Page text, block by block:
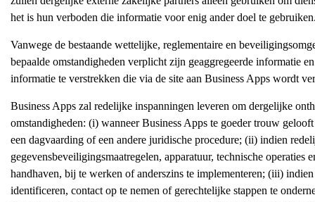
het is hun verboden die informatie voor enig ander doel te
Vanwege de bestaande wettelijke, reglementaire en
bepaalde omstandigheden verplicht zijn geaggregeerde informatie
informatie te verstrekken die via de site aan Business Apps wordt
Business Apps zal redelijke inspanningen leveren om dergelijke
omstandigheden: (i) wanneer Business Apps te goeder trouw
een dagvaarding of een andere juridische procedure; (ii) indien
gegevensbeveiligingsmaatregelen, apparatuur, technische operaties
handhaven, bij te werken of anderszins te implementeren; (iii)
identificeren, contact op te nemen of gerechtelijke stappen te